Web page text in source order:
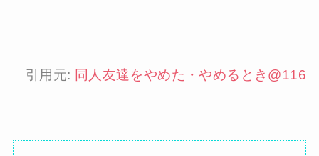
引用元: 同人友達をやめた・やめるとき@116